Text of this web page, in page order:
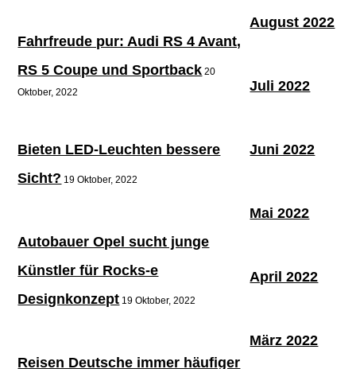
Fahrfreude pur: Audi RS 4 Avant,
RS 5 Coupe und Sportback 20
Oktober, 2022
Bieten LED-Leuchten bessere
Sicht? 19 Oktober, 2022
Autobauer Opel sucht junge
Künstler für Rocks-e
Designkonzept 19 Oktober, 2022
Reisen Deutsche immer häufiger
August 2022
Juli 2022
Juni 2022
Mai 2022
April 2022
März 2022